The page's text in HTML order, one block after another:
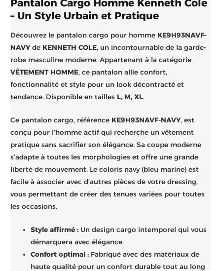
Pantalon Cargo Homme Kenneth Cole
– Un Style Urbain et Pratique
Découvrez le pantalon cargo pour homme KE9H93NAVF-
NAVYde KENNETH COLE, un incontournable de la garde-
robe masculine moderne. Appartenant à la catégorie
VÊTEMENT HOMME, ce pantalon allie confort,
fonctionnalité et style pour un look décontracté et
tendance. Disponible en tailles L, M, XL.
Ce pantalon cargo, référence KE9H93NAVF-NAVY, est
conçu pour l’homme actif qui recherche un vêtement
pratique sans sacrifier son élégance. Sa coupe moderne
s’adapte à toutes les morphologies et offre une grande
liberté de mouvement. Le coloris navy (bleu marine) est
facile à associer avec d’autres pièces de votre dressing,
vous permettant de créer des tenues variées pour toutes
les occasions.
Style affirmé : Un design cargo intemporel qui vous
démarquera avec élégance.
Confort optimal : Fabriqué avec des matériaux de
haute qualité pour un confort durable tout au long